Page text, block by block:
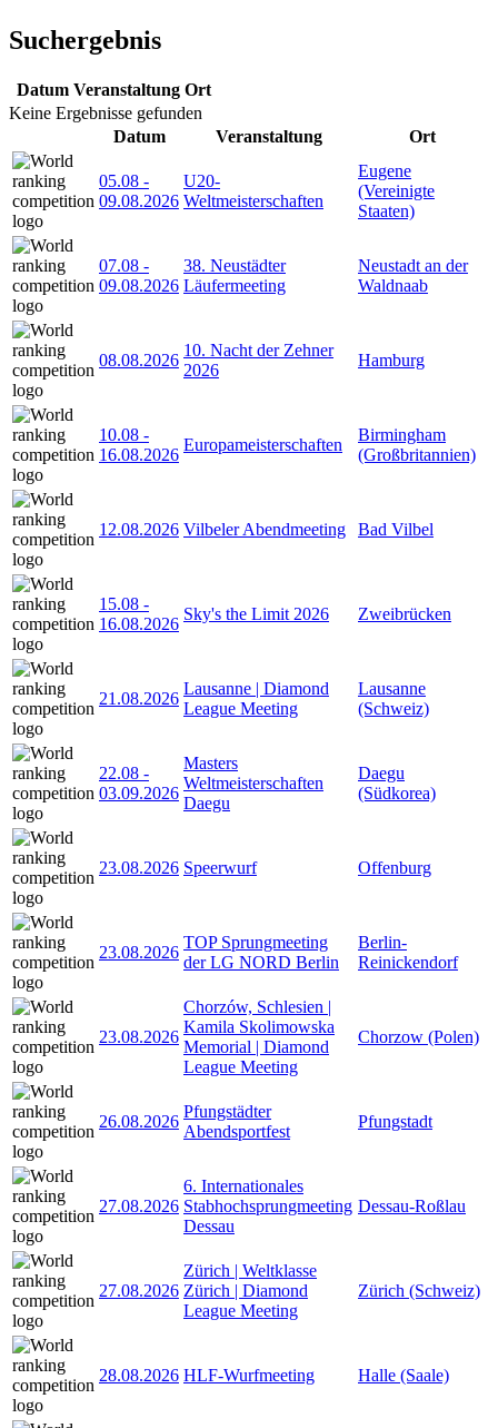
Suchergebnis
Datum Veranstaltung Ort
Keine Ergebnisse gefunden
Datum
Veranstaltung Ort
05.08 -
09.08.2026
U20-
Weltmeisterschaften
Eugene
(Vereinigte
Staaten)
07.08 -
09.08.2026
38. Neustädter
Läufermeeting
Neustadt an der
Waldnaab
08.08.2026
10. Nacht der Zehner
2026
Hamburg
10.08 -
16.08.2026
Europameisterschaften
Birmingham
(Großbritannien)
12.08.2026 Vilbeler Abendmeeting Bad Vilbel
15.08 -
16.08.2026
Sky's the Limit 2026 Zweibrücken
21.08.2026
Lausanne | Diamond
League Meeting
Lausanne
(Schweiz)
22.08 -
03.09.2026
Masters
Weltmeisterschaften
Daegu
Daegu
(Südkorea)
23.08.2026 Speerwurf Offenburg
23.08.2026
TOP Sprungmeeting
der LG NORD Berlin
Berlin-
Reinickendorf
23.08.2026
Chorzów, Schlesien |
Kamila Skolimowska
Memorial | Diamond
League Meeting
Chorzow (Polen)
26.08.2026
Pfungstädter
Abendsportfest
Pfungstadt
27.08.2026
6. Internationales
Stabhochsprungmeeting
Dessau
Dessau-Roßlau
27.08.2026
Zürich | Weltklasse
Zürich | Diamond
League Meeting
Zürich (Schweiz)
28.08.2026 HLF-Wurfmeeting Halle (Saale)